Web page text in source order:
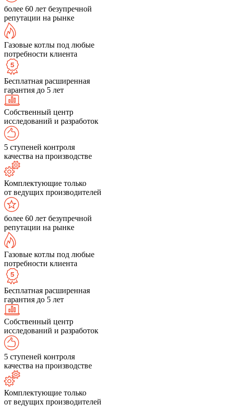
более 60 лет безупречной
репутации на рынке
Газовые котлы под любые
потребности клиента
Бесплатная расширенная
гарантия до 5 лет
Собственный центр
исследований и разработок
5 ступеней контроля
качества на производстве
Комплектующие только
от ведущих производителей
более 60 лет безупречной
репутации на рынке
Газовые котлы под любые
потребности клиента
Бесплатная расширенная
гарантия до 5 лет
Собственный центр
исследований и разработок
5 ступеней контроля
качества на производстве
Комплектующие только
от ведущих производителей